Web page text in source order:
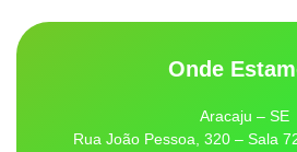
Onde
Aracaju – SE
Rua João Pessoa, 320 – Sala